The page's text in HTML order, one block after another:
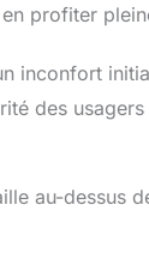
profiter
inconfort
des
au-dessus